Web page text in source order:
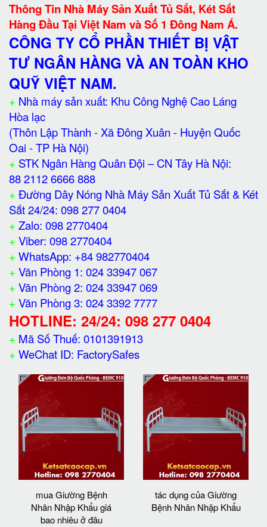
Thông Tin Nhà Máy Sản Xuất Tủ Sắt, Két Sắt
Hàng Đầu Tại Việt Nam và Số 1 Đông Nam Á.
CÔNG TY CỔ PHẦN THIẾT BỊ VẬT
TƯ NGÂN HÀNG VÀ AN TOÀN KHO
QUỸ VIỆT NAM.
+ Nhà máy sản xuất: Khu Công Nghệ Cao Láng
Hòa lạc
(Thôn Lập Thành - Xã Đông Xuân - Huyện Quốc
Oai - TP Hà Nội)
+ STK Ngân Hàng Quân Đội – CN Tây Hà Nội:
88 2112 6666 888
+ Đường Dây Nóng Nhà Máy Sản Xuất Tủ Sắt & Két
Sắt 24/24: 098 277 0404
+ Zalo: 098 2770404
+ Viber: 098 2770404
+ WhatsApp: +84 982770404
+ Văn Phòng 1: 024 33947 067
+ Văn Phòng 2: 024 33947 069
+ Văn Phòng 3: 024 3392 7777
HOTLINE: 24/24: 098 277 0404
+ Mã Số Thuế: 0101391913
+ WeChat ID: FactorySafes
mua Giường Bệnh
Nhân Nhập Khẩu giá
bao nhiêu ở đâu
tác dụng của Giường
Bệnh Nhân Nhập Khẩu